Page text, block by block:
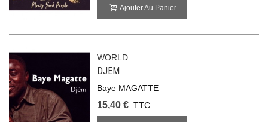
Ajouter Au Panier
WORLD
DJEM
Baye MAGATTE
15,40 € TTC